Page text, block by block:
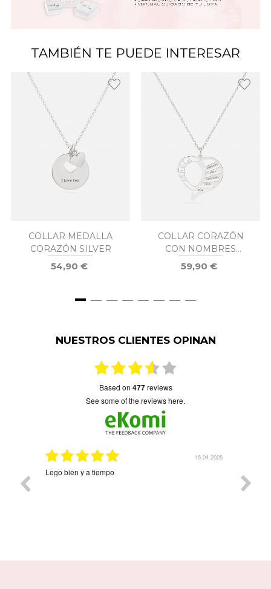
TAMBIÉN TE PUEDE INTERESAR
COLLAR MEDALLA
CORAZÓN SILVER
54,90 €
COLLAR CORAZÓN
CON NOMBRES
ABUELA
59,90 €
NUESTROS CLIENTES OPINAN
based on 477reviews
see some of the reviews here.
16.04.2026
Precioso y llegó rapidísimo Árbol de la vida con
nombres. Ha quedado precioso. Contentísima con la